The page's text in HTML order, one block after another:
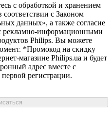
с обработкой и хранением
с Законом
данных», а также согласие
рекламно-информационными
Philips. Вы можете
*Промокод на скидку
магазине Philips.ua и будет
адрес вместе с
регистрации.